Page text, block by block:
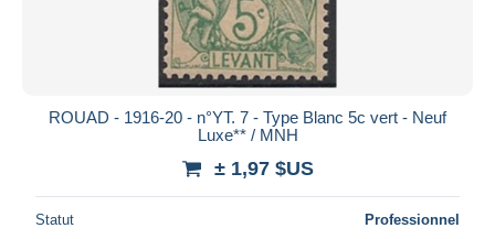
ROUAD - 1916-20 - n°YT. 7 - Type Blanc 5c vert - Neuf
Luxe** / MNH
± 1,97 $US
Statut Professionnel